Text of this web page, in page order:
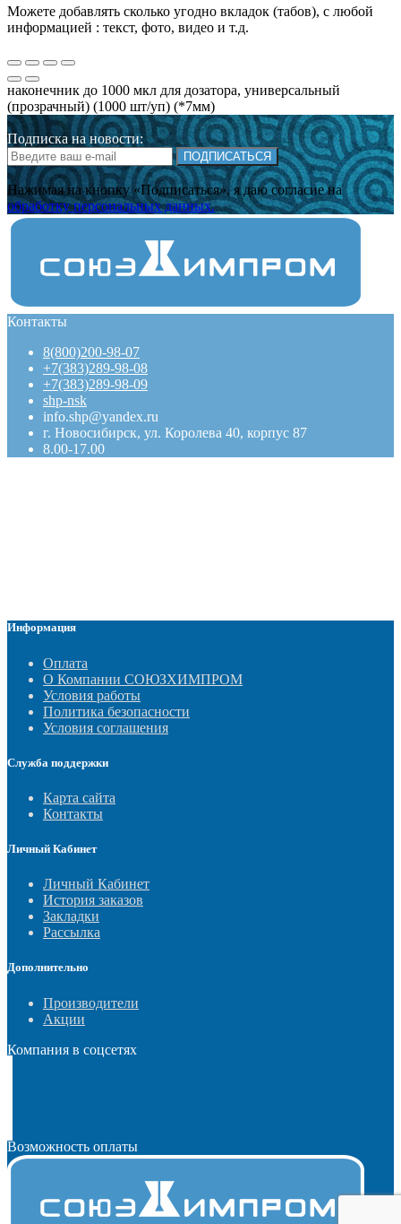
Можете добавлять сколько угодно вкладок (табов), с любой
информацией : текст, фото, видео и т.д.
наконечник до 1000 мкл для дозатора, универсальный
(прозрачный) (1000 шт/уп) (*7мм)
Подписка на новости:
ПОДПИСАТЬСЯ
Нажимая на кнопку «Подписаться», я даю cогласие на
обработку персональных данных.
Контакты
8(800)200-98-07
+7(383)289-98-08
+7(383)289-98-09
shp-nsk
info.shp@yandex.ru
г. Новосибирск, ул. Королева 40, корпус 87
8.00-17.00
Информация
Оплата
О Компании СОЮЗХИМПРОМ
Условия работы
Политика безопасности
Условия соглашения
Служба поддержки
Карта сайта
Контакты
Личный Кабинет
Личный Кабинет
История заказов
Закладки
Рассылка
Дополнительно
Производители
Акции
Компания в соцсетях
Возможность оплаты